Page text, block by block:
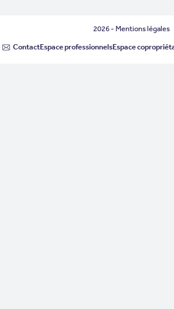
2026 - Mentions légales
ContactEspace professionnelsEspace